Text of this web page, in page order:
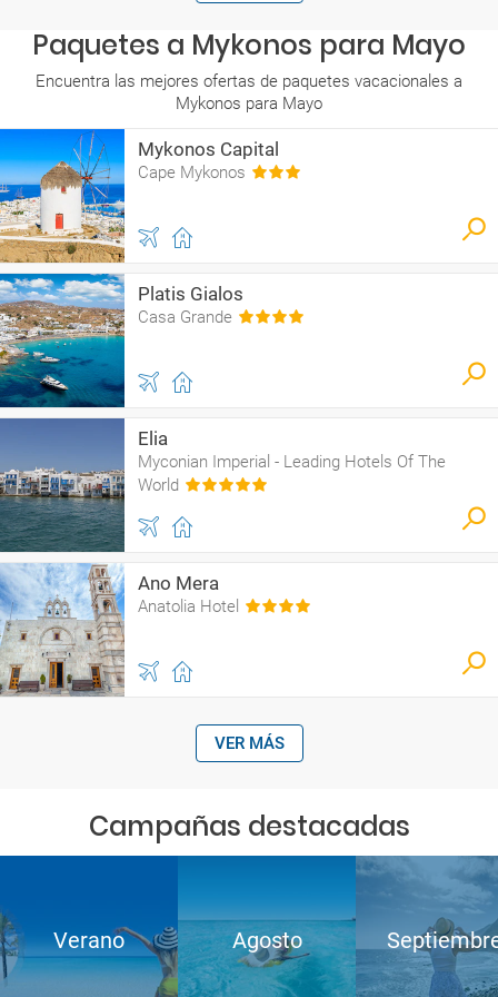
Paquetes a Mykonos para Mayo
Encuentra las mejores ofertas de paquetes vacacionales a
Mykonos para Mayo
Mykonos Capital
Cape Mykonos
Platis Gialos
Casa Grande
Elia
Myconian Imperial - Leading Hotels Of The
World
Ano Mera
Anatolia Hotel
VER MÁS
Campañas destacadas
Verano Agosto